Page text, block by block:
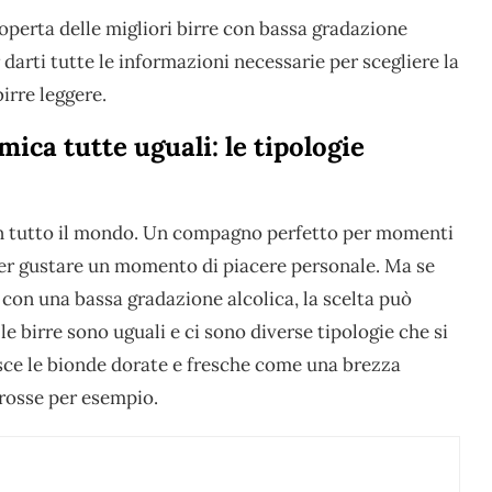
delle migliori birre con bassa gradazione
tutte le informazioni necessarie per scegliere la
leggere.
tutte uguali: le tipologie
il mondo. Un compagno perfetto per momenti
gustare un momento di piacere personale. Ma se
una bassa gradazione alcolica, la scelta può
birre sono uguali e ci sono diverse tipologie che si
le bionde dorate e fresche come una brezza
per esempio.